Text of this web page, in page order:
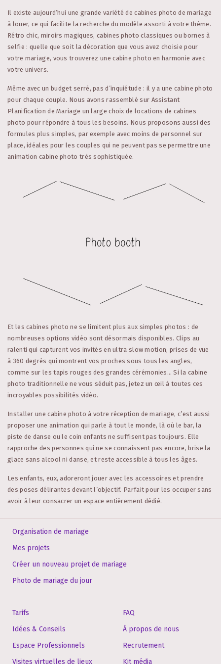
Il existe aujourd’hui une grande variété de cabines photo de mariage
à louer, ce qui facilite la recherche du modèle assorti à votre thème.
Rétro chic, miroirs magiques, cabines photo classiques ou bornes à
selfie : quelle que soit la décoration que vous avez choisie pour
votre mariage, vous trouverez une cabine photo en harmonie avec
votre univers.
Même avec un budget serré, pas d’inquiétude : il y a une cabine photo
pour chaque couple. Nous avons rassemblé sur Assistant
Planification de Mariage un large choix de locations de cabines
photo pour répondre à tous les besoins. Nous proposons aussi des
formules plus simples, par exemple avec moins de personnel sur
place, idéales pour les couples qui ne peuvent pas se permettre une
animation cabine photo très sophistiquée.
Et les cabines photo ne se limitent plus aux simples photos : de
nombreuses options vidéo sont désormais disponibles. Clips au
ralenti qui capturent vos invités en ultra slow motion, prises de vue
à 360 degrés qui montrent vos proches sous tous les angles,
comme sur les tapis rouges des grandes cérémonies… Si la cabine
photo traditionnelle ne vous séduit pas, jetez un œil à toutes ces
incroyables possibilités vidéo.
Installer une cabine photo à votre réception de mariage, c’est aussi
proposer une animation qui parle à tout le monde, là où le bar, la
piste de danse ou le coin enfants ne suffisent pas toujours. Elle
rapproche des personnes qui ne se connaissent pas encore, brise la
glace sans alcool ni danse, et reste accessible à tous les âges.
Les enfants, eux, adoreront jouer avec les accessoires et prendre
des poses délirantes devant l’objectif. Parfait pour les occuper sans
avoir à leur consacrer un espace entièrement dédié.
Organisation de mariage
Mes projets
Créer un nouveau projet de mariage
Photo de mariage du jour
Tarifs
Idées & Conseils
Espace Professionnels
Visites virtuelles de lieux
FAQ
À propos de nous
Recrutement
Kit média